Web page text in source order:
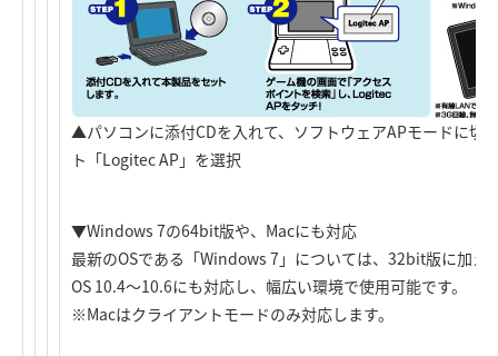
▲パソコンに添付CDを入れて、ソフトウェアAPモードに切
ト「Logitec AP」を選択
▼Windows 7の64bit版や、Macにも対応
最新のOSである「Windows 7」については、32bit版に加え
OS 10.4～10.6にも対応し、幅広い環境で使用可能です。
※Macはクライアントモードのみ対応します。